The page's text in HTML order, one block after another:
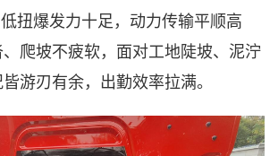
低扭爆发力十足，动力传输平顺高
爬坡不疲软，面对工地陡坡、泥泞
游刃有余，出勤效率拉满。